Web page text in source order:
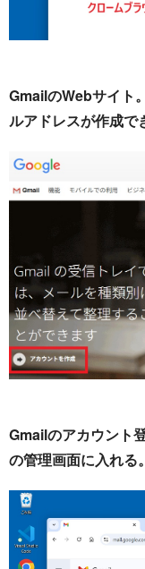
GmailのWebサイト
ルアドレスが作成で
Gmailのアカウント
の管理画面に入れる。